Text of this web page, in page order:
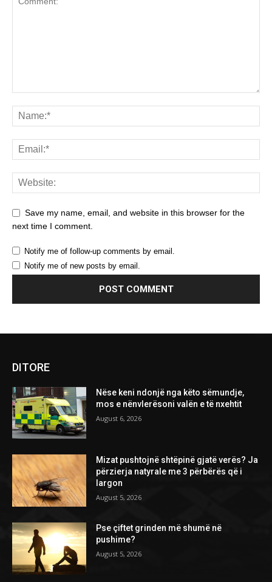
Save my name, email, and website in this browser for the
next time I comment.
Notify me of follow-up comments by email.
Notify me of new posts by email.
DITORE
Nëse keni ndonjë nga këto sëmundje,
mos e nënvlerësoni valën e të nxehtit
August 6, 2026
Mizat pushtojnë shtëpinë gjatë verës? Ja
përzierja natyrale me 3 përbërës që i
largon
August 5, 2026
Pse çiftet grinden më shumë në
pushime?
August 5, 2026